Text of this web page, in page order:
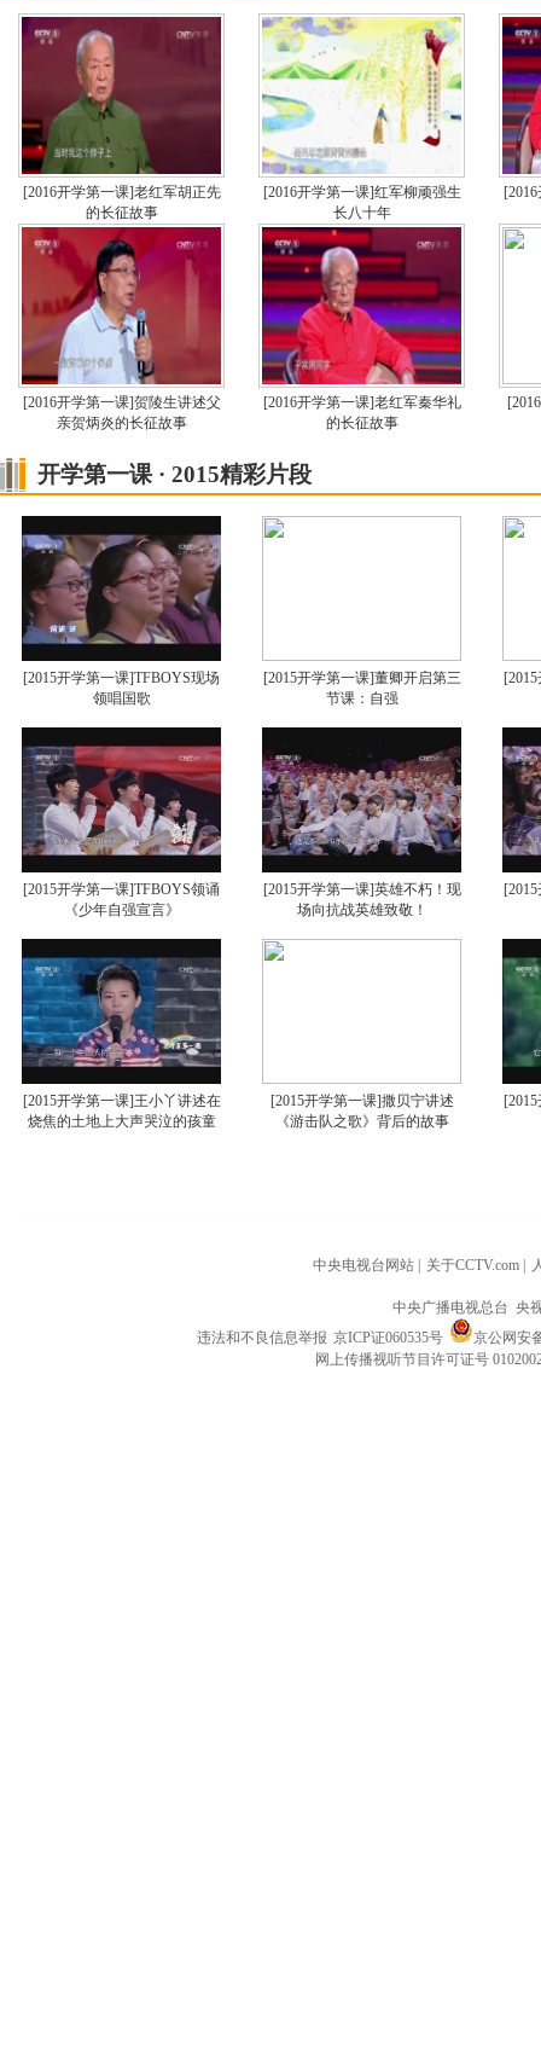
[2016开学第一课]老红军胡正先
的长征故事
[2016开学第一课]红军柳顽强生
长八十年
[2016开学第一课]贺陵生讲述父
亲贺炳炎的长征故事
[2016开学第一课]老红军秦华礼
的长征故事
开学第一课 · 2015精彩片段
[2015开学第一课]TFBOYS现场
领唱国歌
[2015开学第一课]董卿开启第三
节课：自强
[2015开学第一课]TFBOYS领诵
《少年自强宣言》
[2015开学第一课]英雄不朽！现
场向抗战英雄致敬！
[2015开学第一课]王小丫讲述在
烧焦的土地上大声哭泣的孩童
[2015开学第一课]撒贝宁讲述
《游击队之歌》背后的故事
中央电视台网站 关于CCTV.com
中央广播电视总台 央
违法和不良信息举报 京ICP证060535号
京公网安
网上传播视听节目许可证号